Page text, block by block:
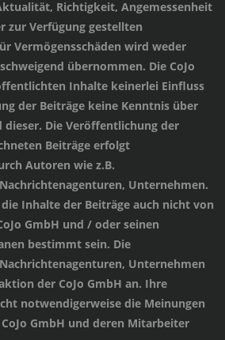
Richtigkeit, Angemessenheit
zur Verfügung gestellten
Vermögensschäden wird weder
übernommen. Die CoJo
Inhalte keinerlei Einfluss
der Beiträge keine Kenntnis über
dieser. Die Veröffentlichung der
Beiträge erfolgt
Autoren wie z.B.
Unternehmen.
Inhalte der Beiträge auch nicht von
GmbH und / oder seinen
bestimmt sein. Die
Unternehmen
der CoJo GmbH an. Ihre
notwendigerweise die Meinungen
GmbH und deren Mitarbeiter